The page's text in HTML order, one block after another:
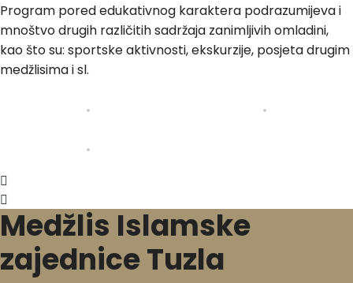
Program pored edukativnog karaktera podrazumijeva i
mnoštvo drugih različitih sadržaja zanimljivih omladini,
kao što su: sportske aktivnosti, ekskurzije, posjeta drugim
medžlisima i sl.
Medžlis Islamske
zajednice Tuzla